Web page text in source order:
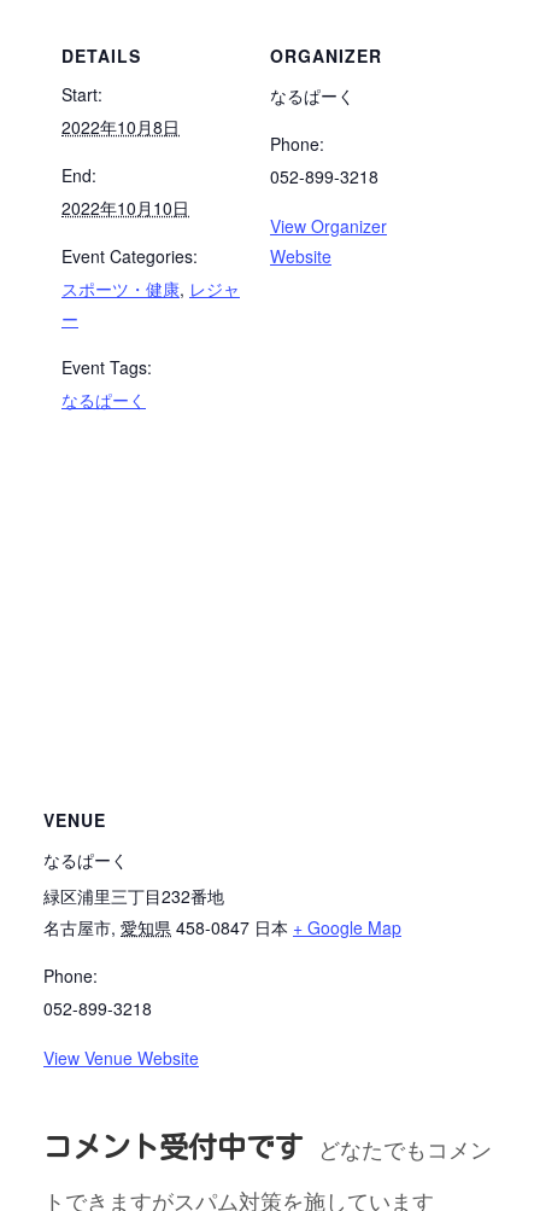
DETAILS
Start:
2022年10月8日
End:
2022年10月10日
Event Categories:
スポーツ・健康, レジャ
ー
Event Tags:
なるぱーく
ORGANIZER
なるぱーく
Phone:
052-899-3218
View Organizer
Website
VENUE
なるぱーく
緑区浦里三丁目232番地
名古屋市, 愛知県 458-0847 日本 + Google Map
Phone:
052-899-3218
View Venue Website
コメント受付中です
どなたでもコメン
トできますがスパム対策を施しています